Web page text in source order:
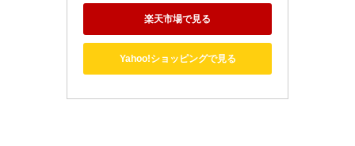
楽天市場で見る
Yahoo!ショッピングで見る